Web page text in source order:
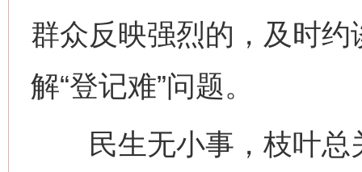
群众反映强烈的，及时
解“登记难”问题。
民生无小事，枝叶总